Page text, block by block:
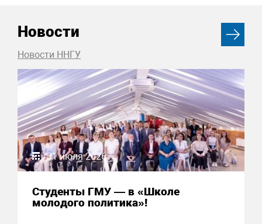
Новости
Новости ННГУ
31 июля 2026
Студенты ГМУ — в «Школе
молодого политика»!